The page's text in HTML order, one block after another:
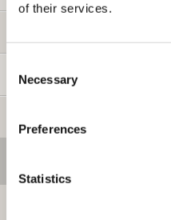
of their services.
Selection
Necessary
Preferences
Statistics
お問い合わせ